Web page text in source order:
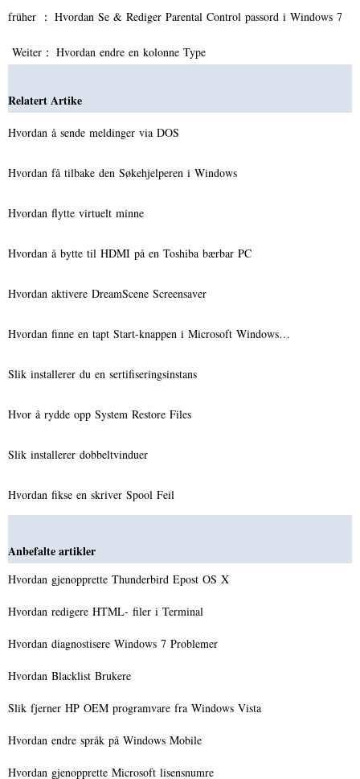
früher ： Hvordan Se & Rediger Parental Control passord i Windows 7
Weiter： Hvordan endre en kolonne Type
Relatert Artike
Hvordan å sende meldinger via DOS
Hvordan få tilbake den Søkehjelperen i Windows
Hvordan flytte virtuelt minne
Hvordan å bytte til HDMI på en Toshiba bærbar PC
Hvordan aktivere DreamScene Screensaver
Hvordan finne en tapt Start-knappen i Microsoft Windows…
Slik installerer du en sertifiseringsinstans
Hvor å rydde opp System Restore Files
Slik installerer dobbeltvinduer
Hvordan fikse en skriver Spool Feil
Anbefalte artikler
Hvordan gjenopprette Thunderbird Epost OS X
Hvordan redigere HTML- filer i Terminal
Hvordan diagnostisere Windows 7 Problemer
Hvordan Blacklist Brukere
Slik fjerner HP OEM programvare fra Windows Vista
Hvordan endre språk på Windows Mobile
Hvordan gjenopprette Microsoft lisensnumre